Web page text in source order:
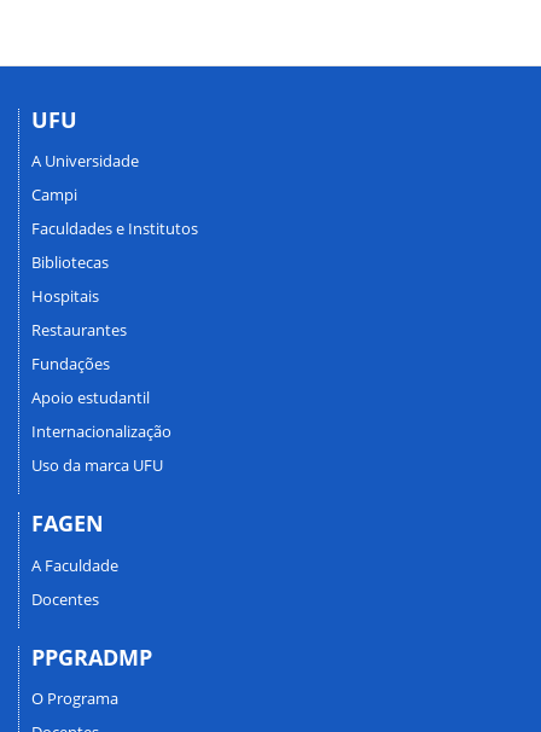
UFU
A Universidade
Campi
Faculdades e Institutos
Bibliotecas
Hospitais
Restaurantes
Fundações
Apoio estudantil
Internacionalização
Uso da marca UFU
FAGEN
A Faculdade
Docentes
PPGRADMP
O Programa